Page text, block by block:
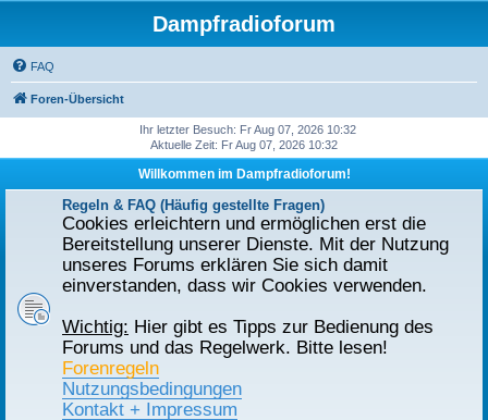
Dampfradioforum
FAQ
Foren-Übersicht
Ihr letzter Besuch: Fr Aug 07, 2026 10:32
Aktuelle Zeit: Fr Aug 07, 2026 10:32
Willkommen im Dampfradioforum!
Regeln & FAQ (Häufig gestellte Fragen)
Cookies erleichtern und ermöglichen erst die
Bereitstellung unserer Dienste. Mit der Nutzung
unseres Forums erklären Sie sich damit
einverstanden, dass wir Cookies verwenden.
Wichtig: Hier gibt es Tipps zur Bedienung des
Forums und das Regelwerk. Bitte lesen!
Forenregeln
Nutzungsbedingungen
Kontakt + Impressum